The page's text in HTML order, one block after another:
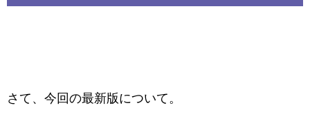
さて、今回の最新版について。